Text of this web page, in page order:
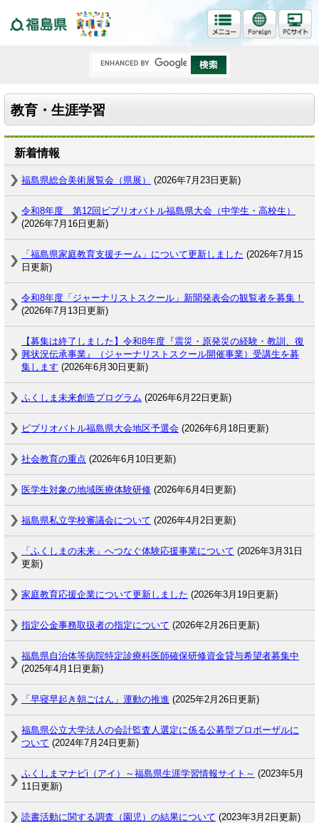
教育・生涯学習
新着情報
福島県総合美術展覧会（県展） (2026年7月23日更新)
令和8年度 第12回ビブリオバトル福島県大会（中学生・高校生）
(2026年7月16日更新)
「福島県家庭教育支援チーム」について更新しました (2026年7月15
日更新)
令和8年度「ジャーナリストスクール」新聞発表会の観覧者を募集！
(2026年7月13日更新)
【募集は終了しました】令和8年度『震災・原発災の経験・教訓、復
興状況伝承事業』（ジャーナリストスクール開催事業）受講生を募
集します (2026年6月30日更新)
ふくしま未来創造プログラム (2026年6月22日更新)
ビブリオバトル福島県大会地区予選会 (2026年6月18日更新)
社会教育の重点 (2026年6月10日更新)
医学生対象の地域医療体験研修 (2026年6月4日更新)
福島県私立学校審議会について (2026年4月2日更新)
「ふくしまの未来」へつなぐ体験応援事業について (2026年3月31日
更新)
家庭教育応援企業について更新しました (2026年3月19日更新)
指定公金事務取扱者の指定について (2026年2月26日更新)
福島県自治体等病院特定診療科医師確保研修資金貸与希望者募集中
(2025年4月1日更新)
「早寝早起き朝ごはん」運動の推進 (2025年2月26日更新)
福島県公立大学法人の会計監査人選定に係る公募型プロポーザルに
ついて (2024年7月24日更新)
ふくしまマナビi（アイ）～福島県生涯学習情報サイト～ (2023年5月
11日更新)
読書活動に関する調査（園児）の結果について (2023年3月2日更新)